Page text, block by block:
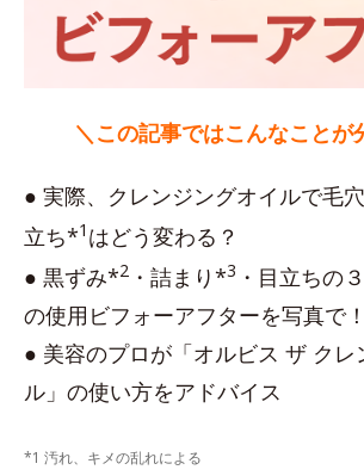
＼この記事ではこんなことが
● 実際、クレンジングオイルで毛
立ち*1 はどう変わる？
● 黒ずみ*2 ・詰まり*3 ・目立ちの
の使用ビフォーアフターを写真で！
● 美容のプロが「オルビス ザ クレ
ル」の使い方をアドバイス
*1 汚れ、キメの乱れによる